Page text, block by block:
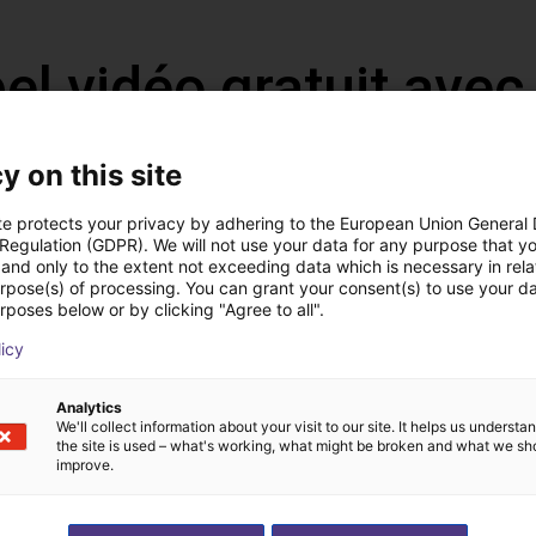
vidéo gratuit
nous votre application
Nous choisissons
composants avec
on this site
protects your privacy by adhering to the European Union General
(GDPR). We will not use your data for any purpose that
only to the extent not exceeding data which is necessary in
of processing. You can grant your consent(s) to use your
below or by clicking "Agree to all".
Analytics
We'll collect information about your visit to our site. It helps us
the site is used – what's working, what might be broken and what we
improve.